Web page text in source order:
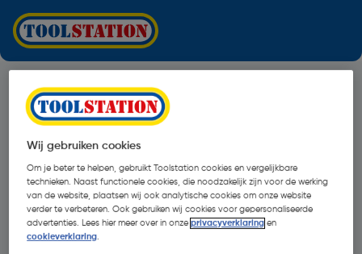
Wij gebruiken cookies
Om je beter te helpen, gebruikt Toolstation cookies en vergelijkbare
technieken. Naast functionele cookies, die noodzakelijk zijn voor de werking
van de website, plaatsen wij ook analytische cookies om onze website
verder te verbeteren. Ook gebruiken wij cookies voor gepersonaliseerde
advertenties. Lees hier meer over in onzeprivacyverklaring en
cookieverklaring.